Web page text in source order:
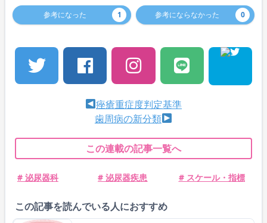
参考になった 1 参考にならなかった 0
痤瘡重症度判定基準
歯周病の新分類
この連載の記事一覧へ
# 泌尿器科 # 泌尿器疾患 # スケール・指標
この記事を読んでいる人におすすめ